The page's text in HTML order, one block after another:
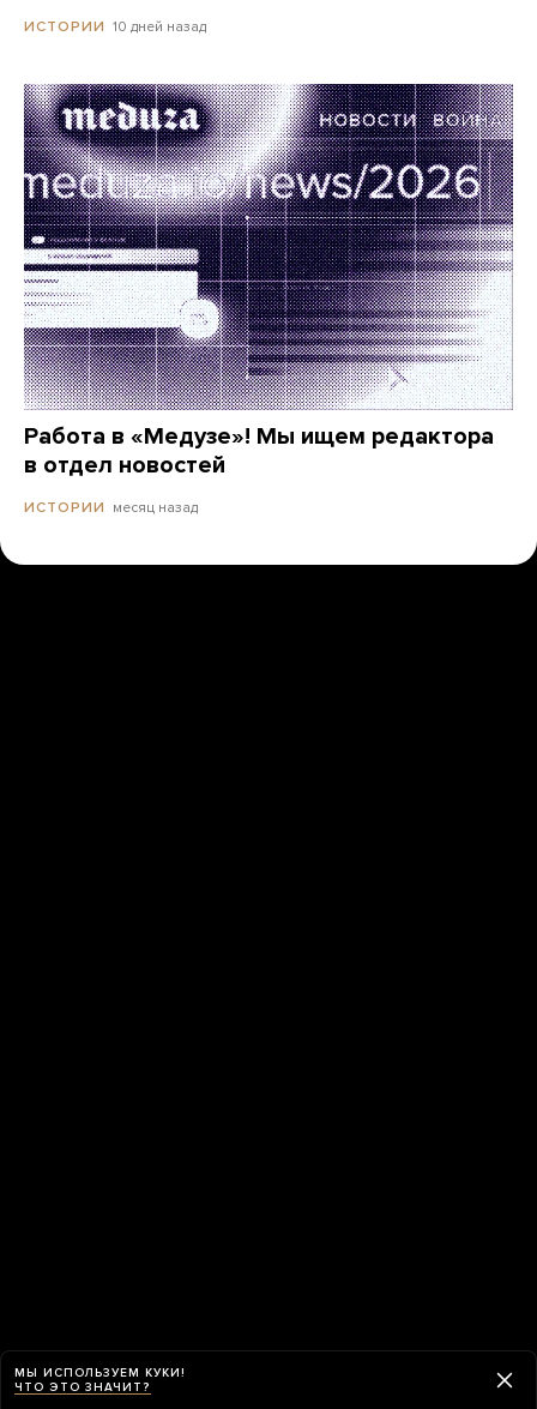
ИСТОРИИ 10 дней назад
Работа в «Медузе»! Мы ищем редактора
в отдел новостей
ИСТОРИИ месяц назад
МЫ ИСПОЛЬЗУЕМ КУКИ!
ЧТО ЭТО ЗНАЧИТ?